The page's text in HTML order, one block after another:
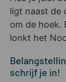
ligt naast de
om de hoek.
lonkt het
schrijf je in!